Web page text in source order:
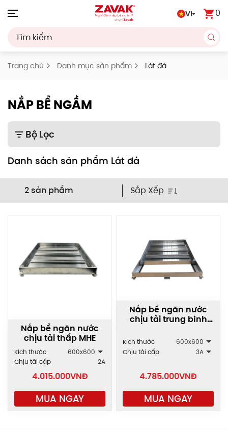
VI 0
Trang chủ Danh mục sản phẩm Lát đá
NẮP BỂ NGẦM
Bộ Lọc
Danh sách sản phẩm Lát đá
2 sản phẩm Sắp Xếp
Nắp bể ngăn nước
chịu tải thấp MHE
Kích thước
600x600
Chịu tải cấp
2A
4.015.000VNĐ
MUA NGAY
Nắp bể ngăn nước
chịu tải trung bình
Kích thước
600x600
Chịu tải cấp
3A
4.785.000VNĐ
MUA NGAY